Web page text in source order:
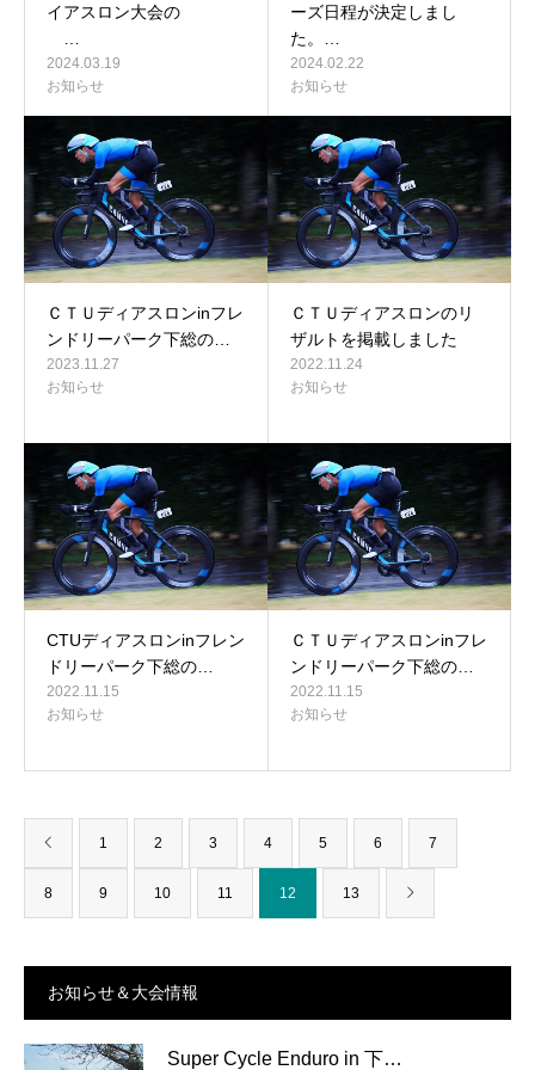
イアスロン大会の
2024.03.19
お知らせ
ーズ日程が決定しまし
た。…
2024.02.22
お知らせ
ＣＴＵディアスロンinフレ
ンドリーパーク下総の…
2023.11.27
お知らせ
ＣＴＵディアスロンのリ
ザルトを掲載しました
2022.11.24
お知らせ
CTUディアスロンinフレン
ドリーパーク下総の…
2022.11.15
お知らせ
ＣＴＵディアスロンinフレ
ンドリーパーク下総の…
2022.11.15
お知らせ
1 2 3 4 5 6 7
8 9 10 11 12 13
お知らせ＆大会情報
Super Cycle Enduro in 下…